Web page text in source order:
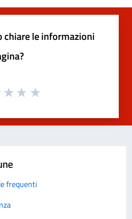
chiare le informazioni
frequenti